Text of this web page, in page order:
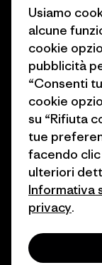
1% For The
Come finanziamo
Buoni regalo
Trova un negozio
© 2026 Patagonia,
italiano
Usiamo
alcune
cookie
pubblicità
“Consenti
cookie
su “Rifiuta
tue
facendo
ulteriori
Informativa
privacy.